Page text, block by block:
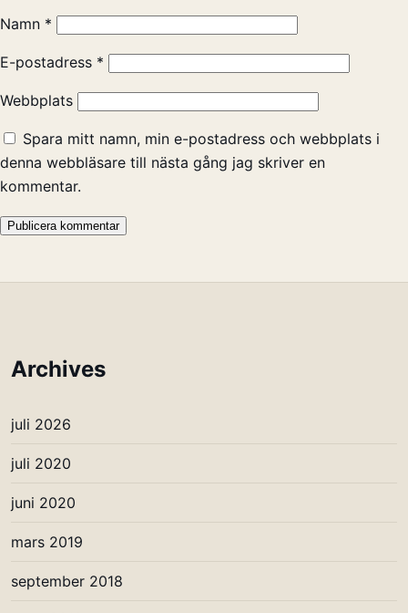
Namn *
E-postadress *
Webbplats
Spara mitt namn, min e-postadress och webbplats i
denna webbläsare till nästa gång jag skriver en
kommentar.
Archives
juli 2026
juli 2020
juni 2020
mars 2019
september 2018